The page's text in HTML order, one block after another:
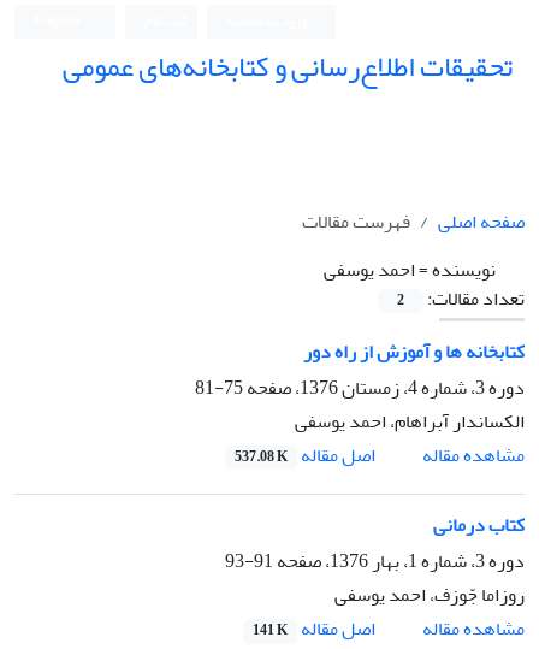
تحقیقات اطلاع‌رسانی و کتابخانه‌های عمومی
صفحه اصلی
فهرست مقالات
نویسنده =احمد یوسفی
تعداد مقالات:
2
کتابخانه ها و آموزش از راه دور
دوره 3، شماره 4، زمستان 1376، صفحه
75-81
الکساندار آبراهام، احمد یوسفی
مشاهده مقاله
اصل مقاله 537.08 K
کتاب درمانی
دوره 3، شماره 1، بهار 1376، صفحه
91-93
روزاما جّوزف، احمد یوسفی
مشاهده مقاله
اصل مقاله 141 K